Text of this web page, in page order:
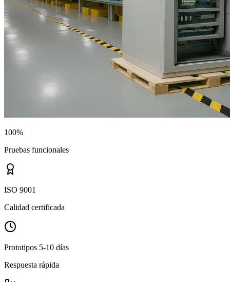
100%
Pruebas funcionales
ISO 9001
Calidad certificada
Prototipos 5-10 días
Respuesta rápida